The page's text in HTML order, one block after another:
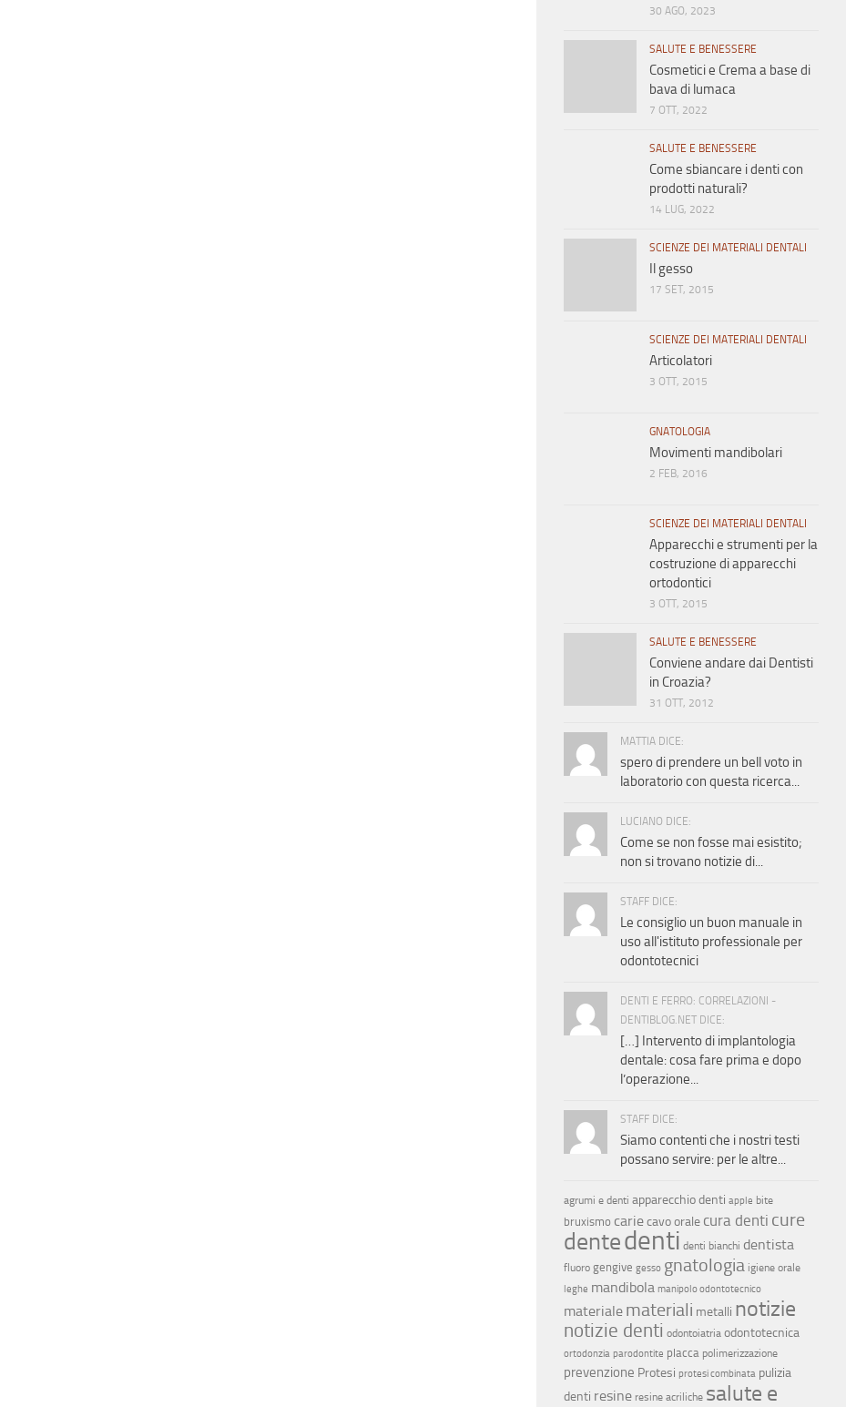
30 AGO, 2023
SALUTE E BENESSERE
Cosmetici e Crema a base di
bava di lumaca
7 OTT, 2022
SALUTE E BENESSERE
Come sbiancare i denti con
prodotti naturali?
14 LUG, 2022
SCIENZE DEI MATERIALI DENTALI
Il gesso
17 SET, 2015
SCIENZE DEI MATERIALI DENTALI
Articolatori
3 OTT, 2015
GNATOLOGIA
Movimenti mandibolari
2 FEB, 2016
SCIENZE DEI MATERIALI DENTALI
Apparecchi e strumenti per la
costruzione di apparecchi
ortodontici
3 OTT, 2015
SALUTE E BENESSERE
Conviene andare dai Dentisti
in Croazia?
31 OTT, 2012
MATTIA DICE:
spero di prendere un bell voto in
laboratorio con questa ricerca...
LUCIANO DICE:
Come se non fosse mai esistito;
non si trovano notizie di...
STAFF DICE:
Le consiglio un buon manuale in
uso all'istituto professionale per
odontotecnici
DENTI E FERRO: CORRELAZIONI -
DENTIBLOG.NET DICE:
[…] Intervento di implantologia
dentale: cosa fare prima e dopo
l’operazione...
STAFF DICE:
Siamo contenti che i nostri testi
possano servire: per le altre...
agrumi e denti apparecchio denti apple bite
bruxismo cariecavo orale cura denti cure
dentedenti denti bianchi dentista
fluoro gengive gesso gnatologia igiene orale
leghe mandibola manipolo odontotecnico
materiale materiali metalli notizie
notizie denti odontoiatria odontotecnica
ortodonzia parodontite placca polimerizzazione
prevenzione Protesi protesi combinata pulizia
denti resine resine acriliche salute e